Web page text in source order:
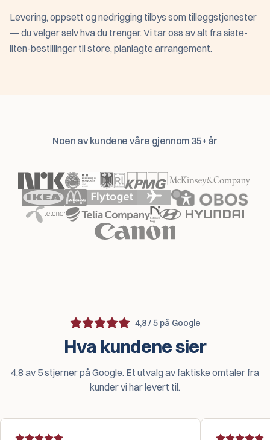
Levering, oppsett og nedrigging tilbys som tilleggstjenester
— du velger selv hva du trenger. Vi tar oss av alt fra siste-
liten-bestillinger til store, planlagte arrangement.
Noen av kundene våre gjennom 35+ år
4,8 / 5 på Google
Hva kundene sier
4,8 av 5 stjerner på Google. Et utvalg av faktiske omtaler fra
kunder vi har levert til.